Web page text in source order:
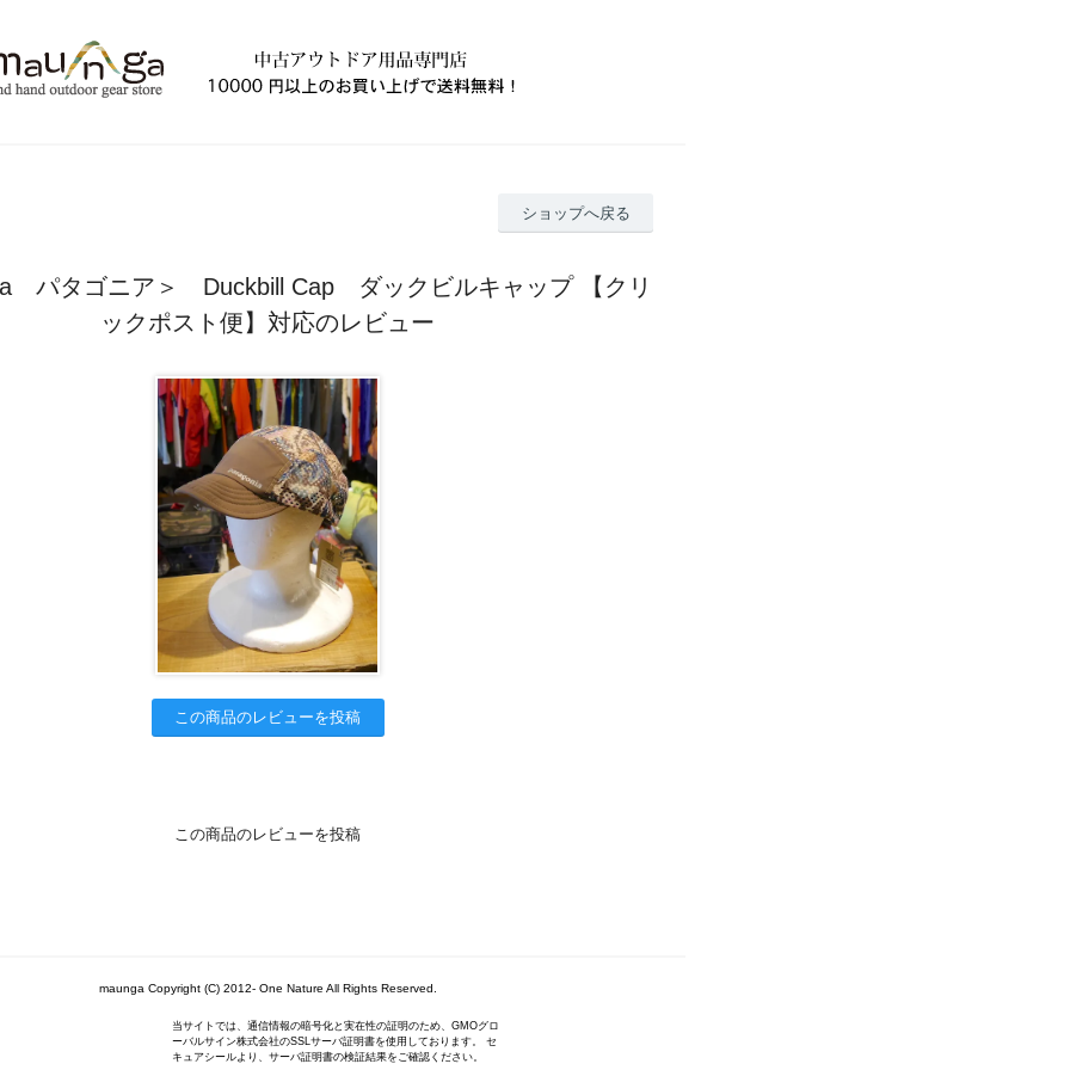
ショップへ戻る
パタゴニア＞ Duckbill Cap ダックビルキャップ 【クリ
ックポスト便】対応のレビュー
この商品のレビューを投稿
この商品のレビューを投稿
maunga Copyright (C) 2012- One Nature All Rights Reserved.
当サイトでは、通信情報の暗号化と実在性の証明のため、GMOグロ
ーバルサイン株式会社のSSLサーバ証明書を使用しております。 セ
キュアシールより、サーバ証明書の検証結果をご確認ください。